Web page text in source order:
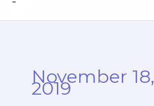
November 18,
2019